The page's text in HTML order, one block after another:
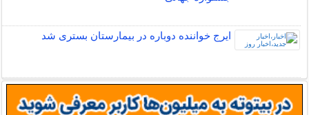
ایرج خواننده دوباره در بیمارستان بستری شد